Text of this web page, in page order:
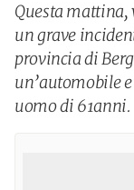
Questa mattina,
un grave
provincia di
un’automobile
uomo di 61anni.